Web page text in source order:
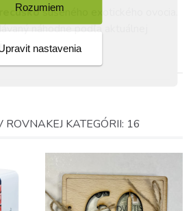
Rozumiem
nastavenia
sušeného exotického ovocia.
náhodne podľa aktuálnej
ROVNAKEJ KATEGÓRII: 16